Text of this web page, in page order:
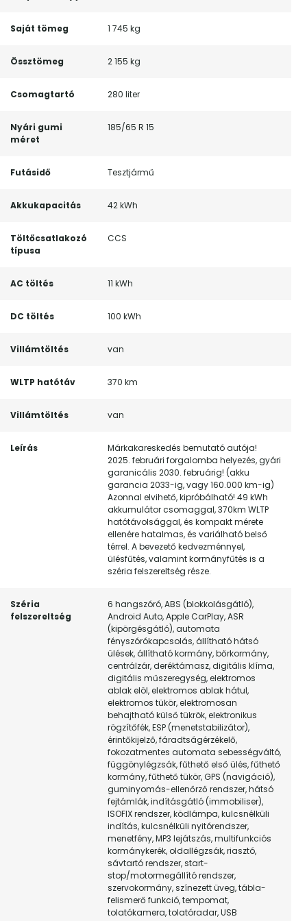
Saját tömeg 1 745 kg
Össztömeg 2 155 kg
Csomagtartó 280 liter
Nyári gumi
méret
185/65 R 15
Futásidő Tesztjármű
Akkukapacitás 42 kWh
Töltőcsatlakozó
típusa
CCS
AC töltés 11 kWh
DC töltés 100 kWh
Villámtöltés van
WLTP hatótáv 370 km
Villámtöltés van
Leírás
Márkakareskedés bemutató autója!
2025. februári forgalomba helyezés, gyári
garanicális 2030. februárig! (akku
garancia 2033-ig, vagy 160.000 km-ig)
Azonnal elvihető, kipróbálható! 49 kWh
akkumulátor csomaggal, 370km WLTP
hatótávolsággal, és kompakt mérete
ellenére hatalmas, és variálható belső
térrel. A bevezető kedvezménnyel,
ülésfűtés, valamint kormányfűtés is a
széria felszereltség része.
Széria
felszereltség
6 hangszóró, ABS (blokkolásgátló),
Android Auto, Apple CarPlay, ASR
(kipörgésgátló), automata
fényszórókapcsolás, állítható hátsó
ülések, állítható kormány, bőrkormány,
centrálzár, deréktámasz, digitális klíma,
digitális műszeregység, elektromos
ablak elöl, elektromos ablak hátul,
elektromos tükör, elektromosan
behajtható külső tükrök, elektronikus
rögzítőfék, ESP (menetstabilizátor),
érintőkijelző, fáradtságérzékelő,
fokozatmentes automata sebességváltó,
függönylégzsák, fűthető első ülés, fűthető
kormány, fűthető tükör, GPS (navigáció),
guminyomás-ellenőrző rendszer, hátsó
fejtámlák, indításgátló (immobiliser),
ISOFIX rendszer, ködlámpa, kulcsnélküli
indítás, kulcsnélküli nyitórendszer,
menetfény, MP3 lejátszás, multifunkciós
kormánykerék, oldallégzsák, riasztó,
sávtartó rendszer, start-
stop/motormegállító rendszer,
szervokormány, színezett üveg, tábla-
felismerő funkció, tempomat,
tolatókamera, tolatóradar, USB